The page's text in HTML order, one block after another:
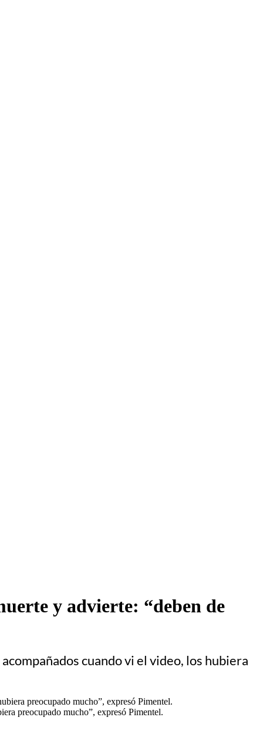
y advierte: “deben de
cuando vi el video, los hubiera
preocupado mucho”, expresó Pimentel.